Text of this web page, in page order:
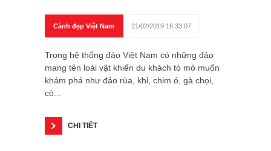
Cảnh đẹp Việt Nam 21/02/2019 16:33:07
Trong hệ thống đảo Việt Nam có những đảo
mang tên loài vật khiến du khách tò mò muốn
khám phá như đảo rùa, khỉ, chim ó, gà chọi,
cò...
CHI TIẾT